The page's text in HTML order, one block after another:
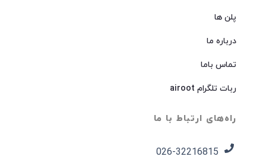
پلن ها
درباره ما
تماس باما
ربات تلگرام airoot
راه‌های ارتباط با ما
026-32216815​